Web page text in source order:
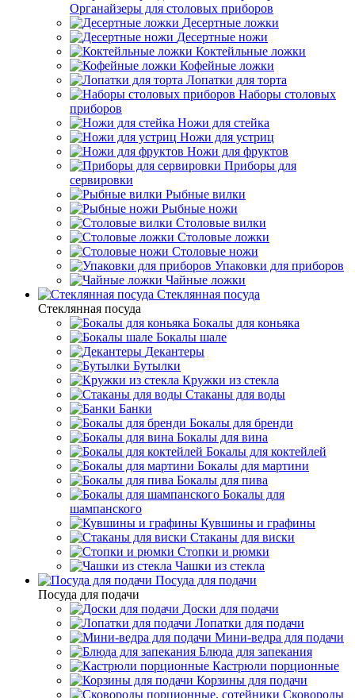
Органайзеры для столовых приборов
Десертные ложки
Десертные ножи
Коктейльные ложки
Кофейные ложки
Лопатки для торта
Наборы столовых
приборов
Ножи для стейка
Ножи для устриц
Ножи для фруктов
Приборы для
сервировки
Рыбные вилки
Рыбные ножи
Столовые вилки
Столовые ложки
Столовые ножи
Упаковки для приборов
Чайные ложки
Стеклянная посуда
Стеклянная посуда
Бокалы для коньяка
Бокалы шале
Декантеры
Бутылки
Кружки из стекла
Стаканы для воды
Банки
Бокалы для бренди
Бокалы для вина
Бокалы для коктейлей
Бокалы для мартини
Бокалы для пива
Бокалы для
шампанского
Кувшины и графины
Стаканы для виски
Стопки и рюмки
Чашки из стекла
Посуда для подачи
Посуда для подачи
Доски для подачи
Лопатки для подачи
Мини-ведра для подачи
Блюда для запекания
Кастрюли порционные
Корзины для подачи
Сковороды